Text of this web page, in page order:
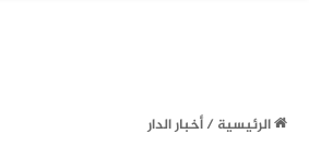
الرئيسية/أخبار الدار